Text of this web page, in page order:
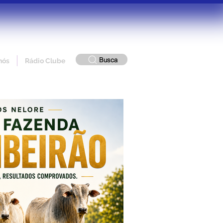
Rádio Clube Busca